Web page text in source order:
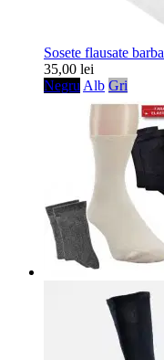
Sosete flausate
35,00 lei
Negru Alb Gri